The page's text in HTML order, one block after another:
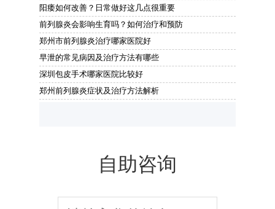
阳痿如何改善？日常做好这几点很重要
前列腺炎会影响生育吗？如何治疗和预防
郑州市前列腺炎治疗哪家医院好
早泄的常见病因及治疗方法有哪些
深圳包皮手术哪家医院比较好
郑州前列腺炎症状及治疗方法解析
自助咨询